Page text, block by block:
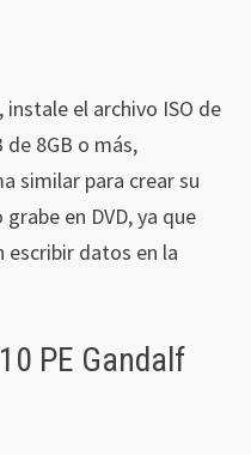
instale el archivo ISO de
8GB o más,
similar para crear su
en DVD, ya que
escribir datos en la
PE Gandalf